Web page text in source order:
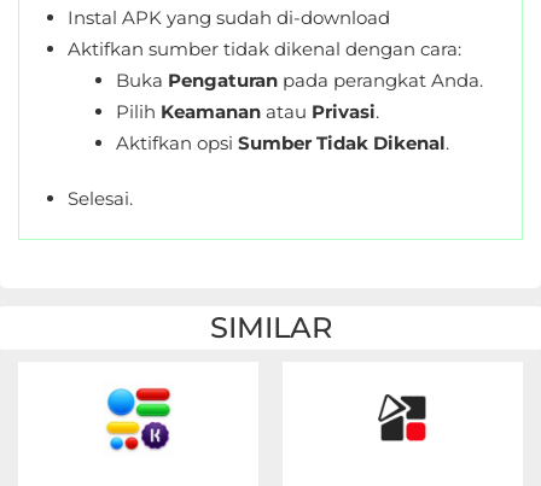
Instal APK yang sudah di-download
Aktifkan sumber tidak dikenal dengan cara:
Buka Pengaturan pada perangkat Anda.
Pilih Keamanan atau Privasi.
Aktifkan opsi Sumber Tidak Dikenal.
Selesai.
SIMILAR